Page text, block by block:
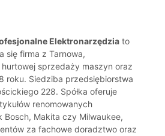
Elektronarzędzia to
się firma z Tarnowa,
sprzedaży maszyn oraz
roku. Siedziba przedsiębiorstwa
228. Spółka oferuje
renomowanych
Bosch, Makita czy Milwaukee,
za fachowe doradztwo oraz